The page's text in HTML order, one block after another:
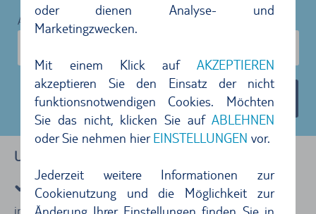
oder dienen Analyse- und
Marketingzwecken.
Mit einem Klick aufAKZEPTIEREN
akzeptieren Sie den Einsatz der nicht
funktionsnotwendigen Cookies. Möchten
Sie das nicht, klicken Sie aufABLEHNEN
oder Sie nehmen hierEINSTELLUNGEN vor.
Jederzeit weitere Informationen zur
Cookienutzung und die Möglichkeit zur
Alter des Fahrenden:
Mietwagen anzeigen(40)
Unser Rundum-Sorglos-Versprechen
Vollkasko-Versicherung ohne Selbstbeteiligung
inkl.